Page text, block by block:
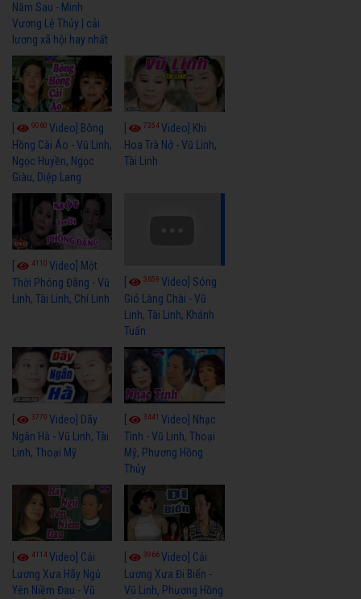
Năm Sau - Minh
Vương Lệ Thủy | cải
lương xã hội hay nhất
9060 Video] Bông
Hồng Cài Áo - Vũ Linh,
Ngọc Huyền, Ngọc
Giàu, Diệp Lang
7354Video] Khi
Hoa Trà Nở - Vũ Linh,
Tài Linh
4110 Video] Một
Thời Phóng Đãng - Vũ
Linh, Tài Linh, Chí Linh
3659Video] Sóng
Gió Làng Chài - Vũ
Linh, Tài Linh, Khánh
Tuấn
3770 Video] Dãy
Ngân Hà - Vũ Linh, Tài
Linh, Thoại Mỹ
3441Video] Nhạc
Tình - Vũ Linh, Thoại
Mỹ, Phương Hồng
Thủy
4114Video] Cải
Lương Xưa Hãy Ngủ
Yên Niềm Đau - Vũ
3966Video] Cải
Lương Xưa Đi Biển -
Vũ Linh, Phương Hồng